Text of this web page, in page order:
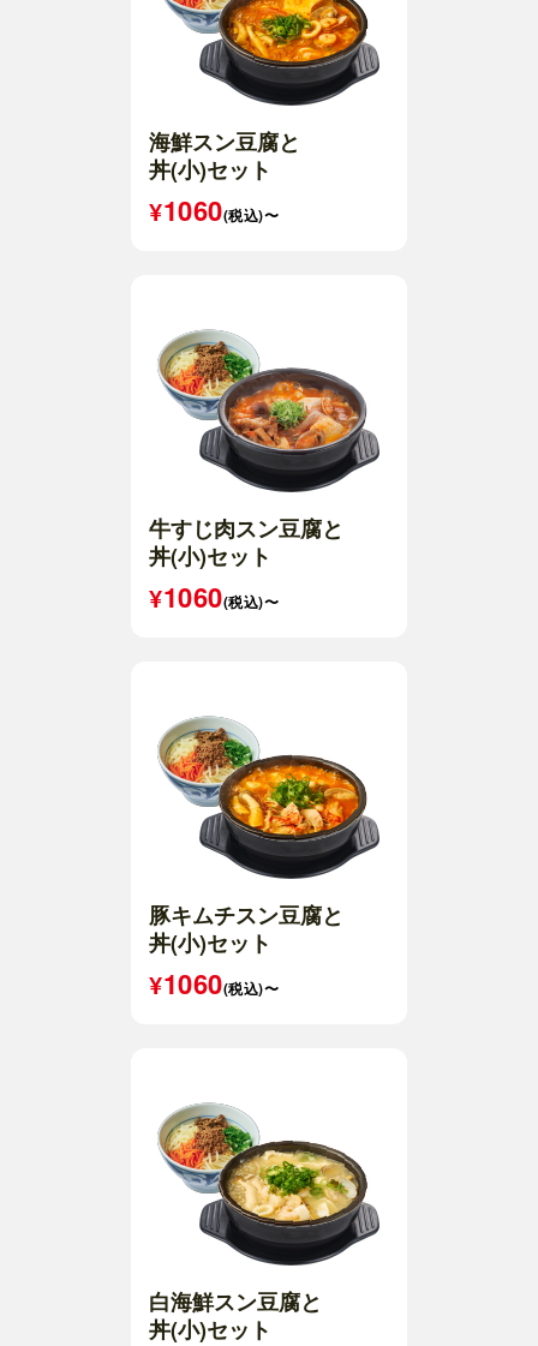
海鮮スン豆腐と
丼(小)セット
1060(税込)〜
牛すじ肉スン豆腐と
丼(小)セット
1060(税込)〜
豚キムチスン豆腐と
丼(小)セット
1060(税込)〜
白海鮮スン豆腐と
丼(小)セット